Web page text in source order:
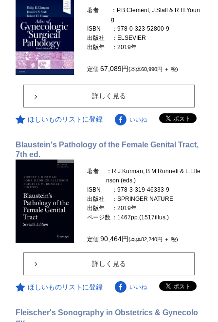
著者
：P.B.Clement, J.Stall & R.H.Youn
g
ISBN
：978-0-323-52800-9
出版社
：ELSEVIER
出版年
：2019年
定価67,089円(本体60,990円 ＋ 税)
詳しく見る
ほしいものリストに登録 いいね
Blaustein's Pathology of the Female Genital Tract,
7th ed.
著者
：R.J.Kurman, B.M.Ronnett & L.Elle
nson (eds.)
ISBN
：978-3-319-46333-9
出版社
：SPRINGER NATURE
出版年
：2019年
ページ数 ：1467pp.(1517illus.)
定価90,464円(本体82,240円 ＋ 税)
詳しく見る
ほしいものリストに登録 いいね
Fleischer's Sonography in Obstetrics & Gynecolo